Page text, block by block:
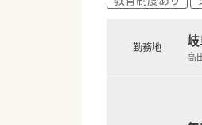
勤務地
高